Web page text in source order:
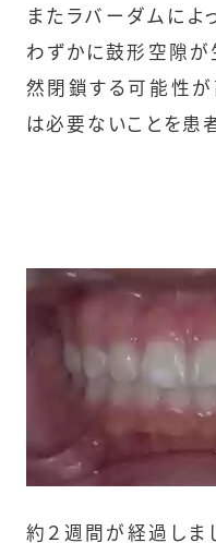
またラバーダムによ
わずかに鼓形空隙が
然閉鎖する可能性
は必要ないことを患
約２週間が経過しま